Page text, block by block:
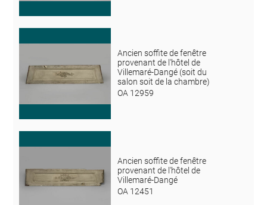
Ancien soffite de fenêtre
provenant de l'hôtel de
Villemaré-Dangé (soit du
salon soit de la chambre)
OA 12959
Ancien soffite de fenêtre
provenant de l'hôtel de
Villemaré-Dangé
OA 12451